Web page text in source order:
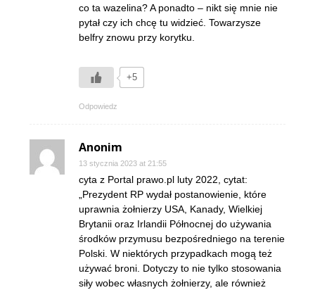
co ta wazelina? A ponadto – nikt się mnie nie
pytał czy ich chcę tu widzieć. Towarzysze
belfry znowu przy korytku.
+5
Odpowiedz
Anonim
13 stycznia 2023 at 21:55
cyta z Portal prawo.pl luty 2022, cytat:
„Prezydent RP wydał postanowienie, które
uprawnia żołnierzy USA, Kanady, Wielkiej
Brytanii oraz Irlandii Północnej do używania
środków przymusu bezpośredniego na terenie
Polski. W niektórych przypadkach mogą też
używać broni. Dotyczy to nie tylko stosowania
siły wobec własnych żołnierzy, ale również